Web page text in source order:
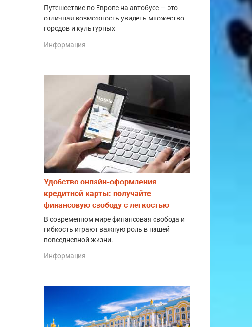
Путешествие по Европе на автобусе — это
отличная возможность увидеть множество
городов и культурных
Информация
Удобство онлайн-оформления
кредитной карты: получайте
финансовую свободу с легкостью
В современном мире финансовая свобода и
гибкость играют важную роль в нашей
повседневной жизни.
Информация